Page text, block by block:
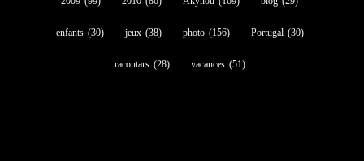
enfants (30) jeux (38) photo (156) Portugal (30)
racontars (28) vacances (51)